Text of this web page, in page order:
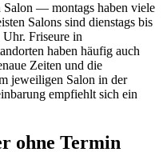
— montags haben viele
Salons sind dienstags bis
Uhr. Friseure in
haben häufig auch
Zeiten und die
jeweiligen Salon in der
empfiehlt sich ein
ohne Termin